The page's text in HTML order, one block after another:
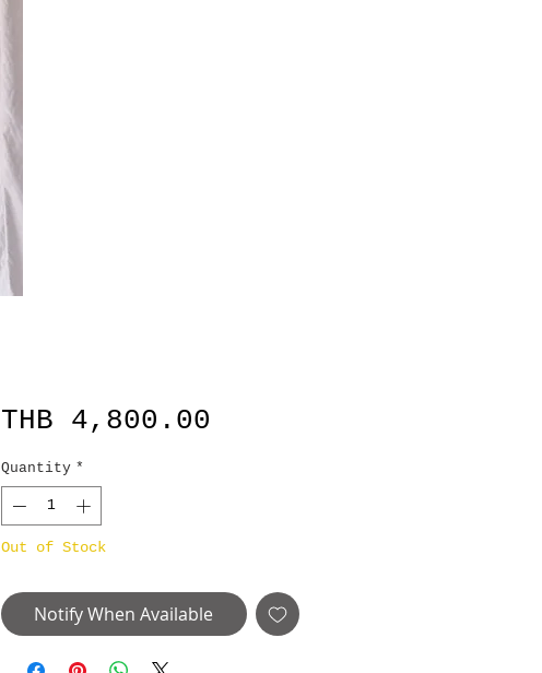
THB 4,800.00
Quantity *
Out of Stock
Notify When Available